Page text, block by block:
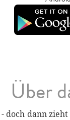
Über
doch dann